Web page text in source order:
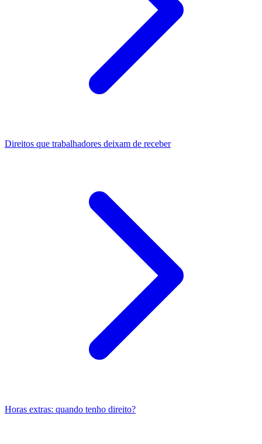
Direitos que trabalhadores deixam de receber
Horas extras: quando tenho direito?